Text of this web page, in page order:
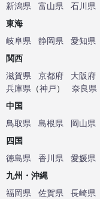
新潟県
富山県 石川県
東海
岐阜県
静岡県 愛知県
関西
滋賀県
京都府 大阪府
兵庫県 （神戸） 奈良県
中国
鳥取県
島根県 岡山県
四国
徳島県
香川県 愛媛県
九州・沖縄
福岡県
佐賀県 長崎県